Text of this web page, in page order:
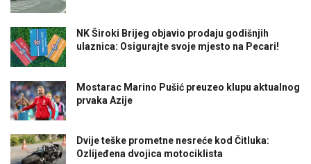
NK Široki Brijeg objavio prodaju godišnjih
ulaznica: Osigurajte svoje mjesto na Pecari!
Mostarac Marino Pušić preuzeo klupu aktualnog
prvaka Azije
Dvije teške prometne nesreće kod Čitluka:
Ozlijeđena dvojica motociklista